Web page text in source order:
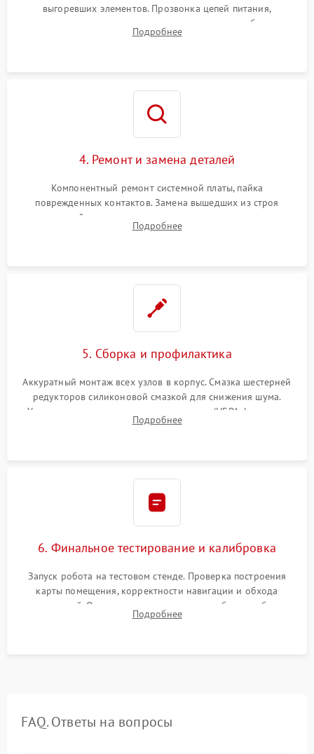
выгоревших элементов. Прозвонка цепей питания,
тестирование приводных моторов колес и турбины
всасывания. Оценка состояния оптических и инфракрасных
Подробнее
4. Ремонт и замена деталей
Компонентный ремонт системной платы, пайка
поврежденных контактов. Замена вышедших из строя
двигателей, изношенного аккумулятора, неисправного
лидара или помпы подачи воды. Восстановление шлейфов и
Подробнее
5. Сборка и профилактика
Аккуратный монтаж всех узлов в корпус. Смазка шестерней
редукторов силиконовой смазкой для снижения шума.
Установка новых расходных материалов (HEPA-фильтров,
микрофибры, щеток). Надежная фиксация разъемов и
Подробнее
6. Финальное тестирование и калибровка
Запуск робота на тестовом стенде. Проверка построения
карты помещения, корректности навигации и обхода
препятствий. Оценка силы всасывания и работы турбины.
Тестирование автоматического возврата на док-станцию и
Подробнее
FAQ. Ответы на вопросы